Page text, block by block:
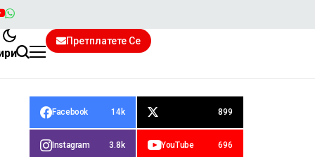
Претплатете Се
Facebook 14k 899
Instagram 3.8k YouTube 696